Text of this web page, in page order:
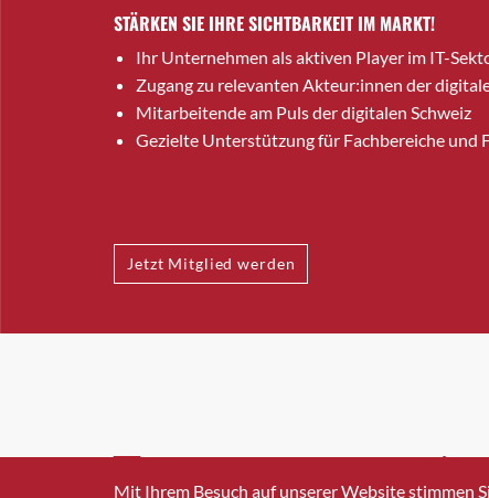
STÄRKEN SIE IHRE SICHTBARKEIT IM MARKT!
Ihr Unternehmen als aktiven Player im IT-
Zugang zu relevanten Akteur:innen der
Mitarbeitende am Puls der digitalen Schweiz
Gezielte Unterstützung für Fachbereiche und
Jetzt Mitglied werden
INFO@SWISSICT.CH +41
Mit Ihrem Besuch auf unserer Website stimmen